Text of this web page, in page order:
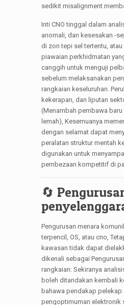
sedikit misalignment
Inti CNO tinggal dalam
anomali, dan kesesakan -
di zon tepi sel tertentu,
piawaian perkhidmatan
canggih untuk menguji
sebelum melaksanakan
rangkaian keseluruhan.
kekerapan, dan liputan
(Menambah pembawa
lemah), Kesemuanya
dengan selamat dapat
peralatan struktur mentah
digunakan untuk
pembezaan kompetitif di
🔄
Pengurusan menara
terpencil, OS, atau cno,
kawasan tidak dapat
dikenali sebagai
rangkaian: Sekiranya
boleh ditandakan kembali
bahawa pendakap
pengoptimuman elektronik